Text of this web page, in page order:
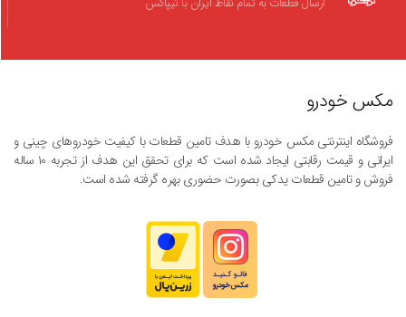
مکس خودرو
فروشگاه اینترنتی مکس خودرو با هدف تامین قطعات با کیفیت خودروهای چینی و
ایرانی و قیمت رقابتی ایجاد شده است که برای تحقق این هدف از تجربه ۱۰ ساله
فروش و تامین قطعات یدکی بصورت حضوری بهره گرفته شده است.